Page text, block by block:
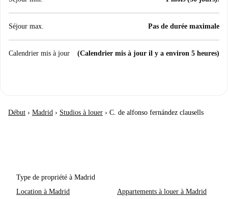
Séjour max. Pas de durée maximale
Calendrier mis à jour (Calendrier mis à jour il y a environ 5 heures)
Début › Madrid › Studios à louer › C. de alfonso fernández clausells
Type de propriété à Madrid
Location à Madrid
Appartements à louer à Madrid